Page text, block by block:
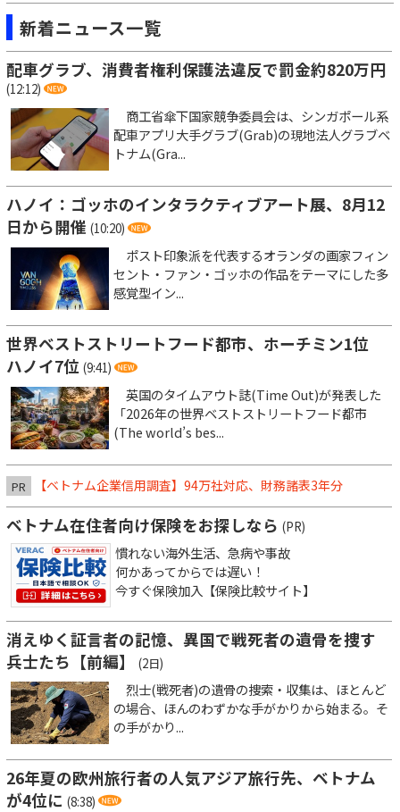
新着ニュース一覧
配車グラブ、消費者権利保護法違反で罰金約820万円
(12:12)
商工省傘下国家競争委員会は、シンガポール系
配車アプリ大手グラブ(Grab)の現地法人グラブベ
トナム(Gra...
ハノイ：ゴッホのインタラクティブアート展、8月12
日から開催 (10:20)
ポスト印象派を代表するオランダの画家フィン
セント・ファン・ゴッホの作品をテーマにした多
感覚型イン...
世界ベストストリートフード都市、ホーチミン1位
ハノイ7位 (9:41)
英国のタイムアウト誌(Time Out)が発表した
「2026年の世界ベストストリートフード都市
(The world’s bes...
PR 【ベトナム企業信用調査】94万社対応、財務諸表3年分
ベトナム在住者向け保険をお探しなら (PR)
慣れない海外生活、急病や事故
何かあってからでは遅い！
今すぐ保険加入【保険比較サイト】
消えゆく証言者の記憶、異国で戦死者の遺骨を捜す
兵士たち【前編】
(2日)
烈士(戦死者)の遺骨の捜索・収集は、ほとんど
の場合、ほんのわずかな手がかりから始まる。そ
の手がかり...
26年夏の欧州旅行者の人気アジア旅行先、ベトナム
が4位に (8:38)